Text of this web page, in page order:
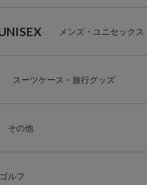
メンズ・ユニセックス
スーツケース・旅行グッズ
その他
ゴルフ